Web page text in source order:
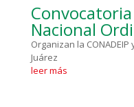
Nacional
Organizan la
Juárez
leer más